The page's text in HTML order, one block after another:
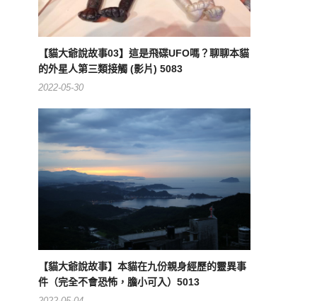
【貓大爺說故事03】這是飛碟UFO嗎？聊聊本貓
的外星人第三類接觸 (影片) 5083
2022-05-30
【貓大爺說故事】本貓在九份親身經歷的靈異事
件（完全不會恐怖，膽小可入）5013